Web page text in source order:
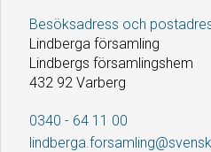
Besöksadress och
Lindberga församling
Lindbergs församlingshem
432 92 Varberg
0340 - 64 11 00